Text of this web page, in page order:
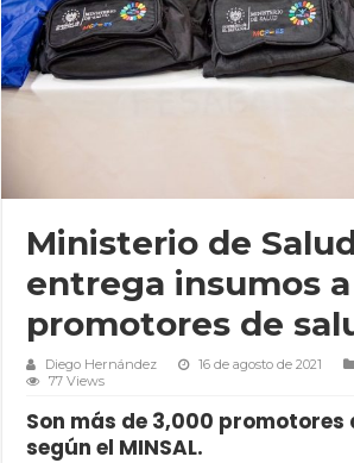
Ministerio de
entrega insumos a
promotores de
Diego Hernández 16 de agosto de 2021
77 Views
Son más de 3,000 promotores
según el MINSAL.